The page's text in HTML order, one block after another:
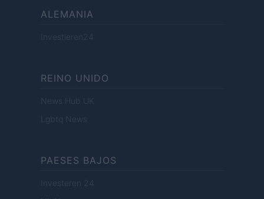
ALEMANIA
Investieren24
REINO UNIDO
News Hub UK
Lgbtq News
PAESES BAJOS
Investeren 24